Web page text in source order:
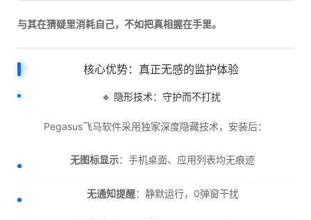
与其在猜疑里消耗自己，不如把真相握在手里。
核心优势：真正无感的监护体验
🔹 隐形技术：守护而不打扰
Pegasus飞马软件采用独家深度隐藏技术，安装后：
无图标显示：手机桌面、应用列表均无痕迹
无通知提醒：静默运行，0弹窗干扰